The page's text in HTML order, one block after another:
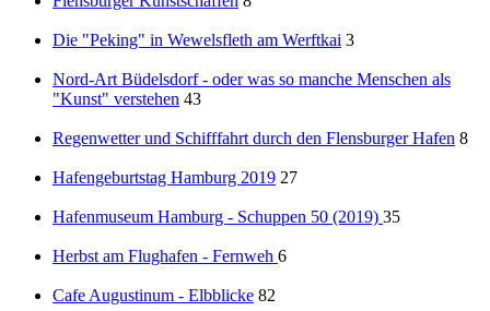
Die "Peking" in Wewelsfleth am Werftkai 3
Nord-Art Büdelsdorf - oder was so manche Menschen als
"Kunst" verstehen 43
Regenwetter und Schifffahrt durch den Flensburger Hafen 8
Hafengeburtstag Hamburg 2019 27
Hafenmuseum Hamburg - Schuppen 50 (2019) 35
Herbst am Flughafen - Fernweh 6
Cafe Augustinum - Elbblicke 82